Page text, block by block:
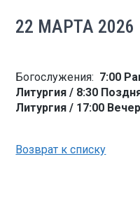
22 МАРТА 2026
Богослужения: 7:00
Литургия / 8:30
Литургия / 17:00
Возврат к списку